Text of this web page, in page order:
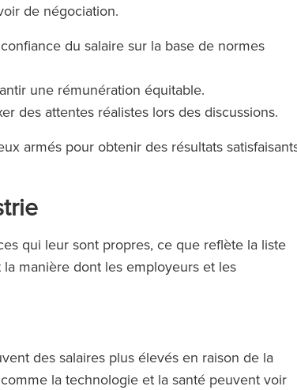
de négociation.
du salaire sur la base de normes
une rémunération équitable.
des attentes réalistes lors des discussions.
armés pour obtenir des résultats
qui leur sont propres, ce que reflète la liste
manière dont les employeurs et les
des salaires plus élevés en raison de la
la technologie et la santé peuvent voir